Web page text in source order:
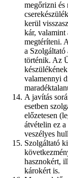
megőrizni és
kerül
kár, valamint
megtéríteni.
a
történik. Az
valamennyi
A javítás
esetben
előzetesen
átvételin ez a
veszélyes
Szolgáltató
hasznokért,
károkért is.